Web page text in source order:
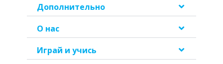
Дополнительно
О нас
Играй и учись